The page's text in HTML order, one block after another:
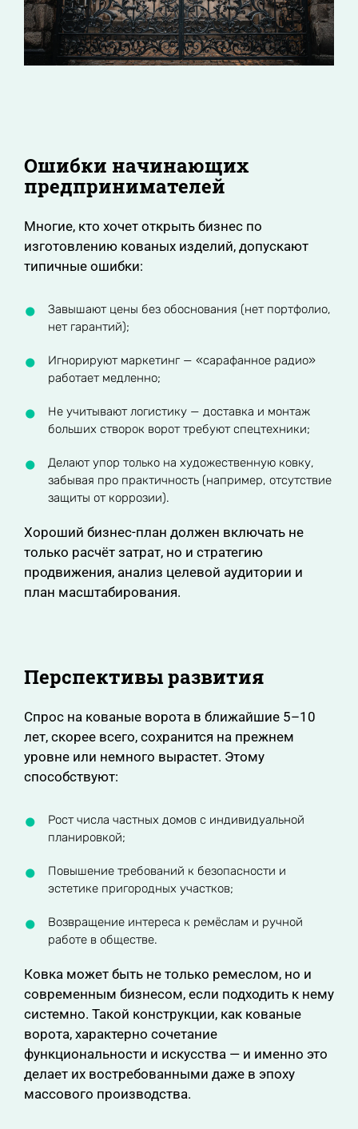
Ошибки начинающих
предпринимателей
Многие, кто хочет открыть бизнес по
изготовлению кованых изделий, допускают
типичные ошибки:
Завышают цены без обоснования (нет портфолио,
нет гарантий);
Игнорируют маркетинг — «сарафанное радио»
работает медленно;
Не учитывают логистику — доставка и монтаж
больших створок ворот требуют спецтехники;
Делают упор только на художественную ковку,
забывая про практичность (например, отсутствие
защиты от коррозии).
Хороший бизнес-план должен включать не
только расчёт затрат, но и стратегию
продвижения, анализ целевой аудитории и
план масштабирования.
Перспективы развития
Спрос на кованые ворота в ближайшие 5–10
лет, скорее всего, сохранится на прежнем
уровне или немного вырастет. Этому
способствуют:
Рост числа частных домов с индивидуальной
планировкой;
Повышение требований к безопасности и
эстетике пригородных участков;
Возвращение интереса к ремёслам и ручной
работе в обществе.
Ковка может быть не только ремеслом, но и
современным бизнесом, если подходить к нему
системно. Такой конструкции, как кованые
ворота, характерно сочетание
функциональности и искусства — и именно это
делает их востребованными даже в эпоху
массового производства.